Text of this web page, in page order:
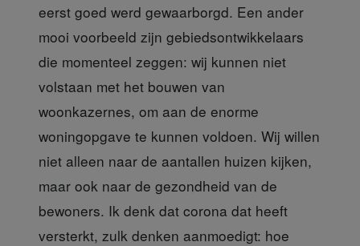
eerst goed werd gewaarborgd. Een ander
mooi voorbeeld zijn gebiedsontwikkelaars
die momenteel zeggen: wij kunnen niet
volstaan met het bouwen van
woonkazernes, om aan de enorme
woningopgave te kunnen voldoen. Wij willen
niet alleen naar de aantallen huizen kijken,
maar ook naar de gezondheid van de
bewoners. Ik denk dat corona dat heeft
versterkt, zulk denken aanmoedigt: hoe